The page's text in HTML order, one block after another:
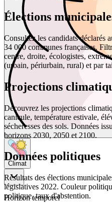
Climat
Horizon temporel
Élections
Consultez les candidats déclarés
34 000 communes françaises.
centre, droite, écologistes,
(urbain, périurbain, rural) et par
Projections
Découvrez les projections
canicule, température estivale,
sécheresses des sols. Données
horizons 2030, 2050 et 2100.
Données politiques
Résultats des élections
législatives 2022. Couleur
politique, taux d'abstention.